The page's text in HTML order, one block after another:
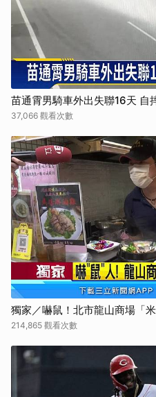
苗通霄男騎車外出失聯16天 自
37,066 觀看次數
獨家／嚇鼠！北市龍山商場「
214,865 觀看次數